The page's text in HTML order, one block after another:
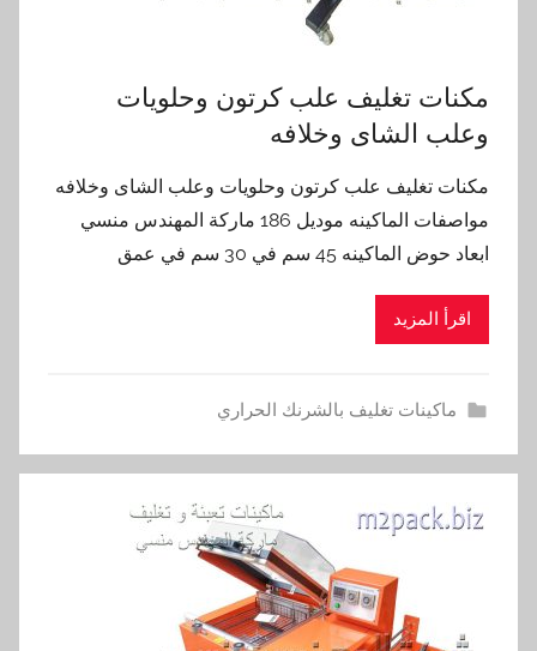
مكنات تغليف علب كرتون وحلويات
وعلب الشاى وخلافه
مكنات تغليف علب كرتون وحلويات وعلب الشاى وخلافه
مواصفات الماكينه موديل 186 ماركة المهندس منسي
ابعاد حوض الماكينه 45 سم في 30 سم في عمق
اقرأ المزيد
ماكينات تغليف بالشرنك الحراري